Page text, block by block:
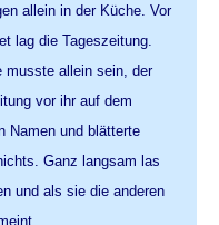
allein in der Küche. Vor
lag die Tageszeitung.
musste allein sein, der
vor ihr auf dem
Namen und blätterte
Ganz langsam las
und als sie die anderen